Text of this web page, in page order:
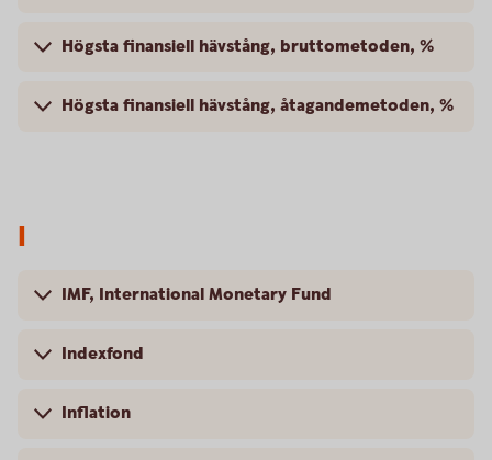
Högsta finansiell hävstång, bruttometoden, %
Högsta finansiell hävstång, åtagandemetoden, %
I
IMF, International Monetary Fund
Indexfond
Inflation